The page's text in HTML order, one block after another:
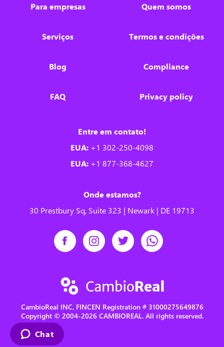
Para empresas
Serviços
Blog
FAQ
Quem somos
Termos e condições
Compliance
Privacy policy
Entre em contato!
EUA: +1 302-250-4098
EUA: +1 877-368-4627
Onde estamos?
30 Prestbury Sq, Suite 323 | Newark | DE 19713
CambioReal INC, FINCEN Registration # 31000275649876
Copyright © 2004-2026 CAMBIOREAL. All rights reserved.
Chat